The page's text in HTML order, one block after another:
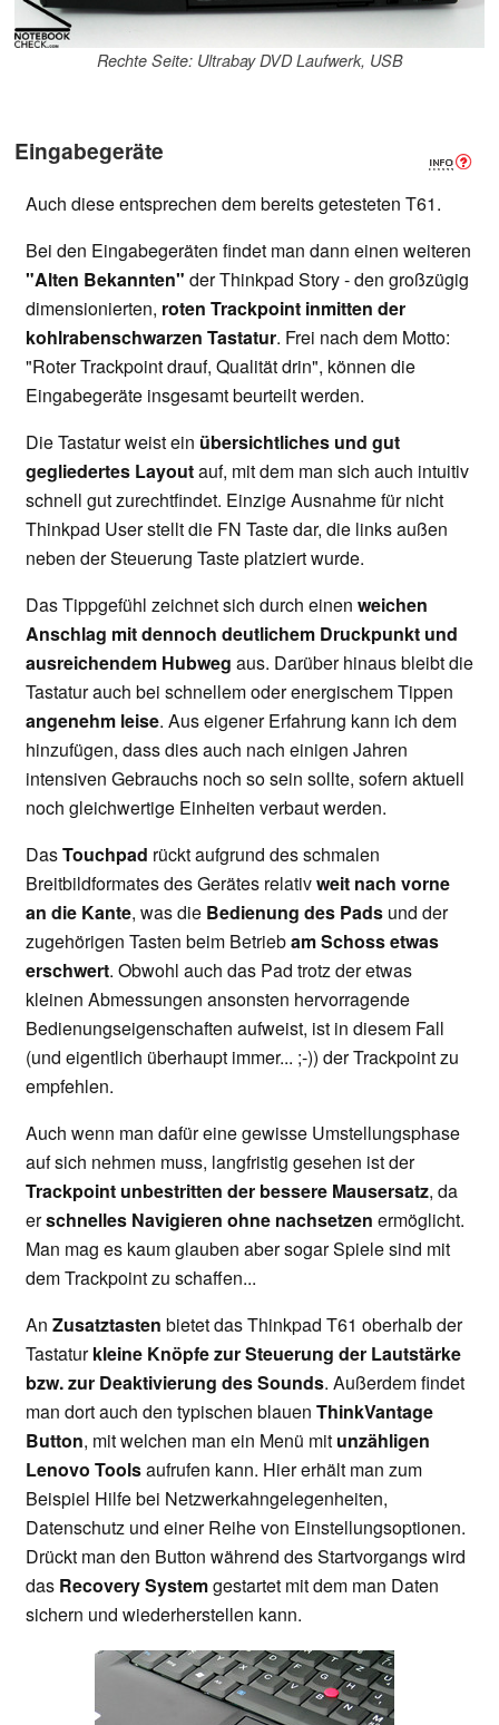
Rechte Seite: Ultrabay DVD Laufwerk, USB
Eingabegeräte
Auch diese entsprechen dem bereits getesteten T61.
Bei den Eingabegeräten findet man dann einen weiteren
"Alten Bekannten" der Thinkpad Story - den großzügig
dimensionierten, roten Trackpoint inmitten der
kohlrabenschwarzen Tastatur. Frei nach dem Motto:
"Roter Trackpoint drauf, Qualität drin", können die
Eingabegeräte insgesamt beurteilt werden.
Die Tastatur weist ein übersichtliches und gut
gegliedertes Layoutauf, mit dem man sich auch intuitiv
schnell gut zurechtfindet. Einzige Ausnahme für nicht
Thinkpad User stellt die FN Taste dar, die links außen
neben der Steuerung Taste platziert wurde.
Das Tippgefühl zeichnet sich durch einen weichen
Anschlag mit dennoch deutlichem Druckpunkt und
ausreichendem Hubweg aus. Darüber hinaus bleibt die
Tastatur auch bei schnellem oder energischem Tippen
angenehm leise. Aus eigener Erfahrung kann ich dem
hinzufügen, dass dies auch nach einigen Jahren
intensiven Gebrauchs noch so sein sollte, sofern aktuell
noch gleichwertige Einheiten verbaut werden.
DasTouchpad rückt aufgrund des schmalen
Breitbildformates des Gerätes relativweit nach vorne
an die Kante, was die Bedienung des Pads und der
zugehörigen Tasten beim Betriebam Schoss etwas
erschwert. Obwohl auch das Pad trotz der etwas
kleinen Abmessungen ansonsten hervorragende
Bedienungseigenschaften aufweist, ist in diesem Fall
(und eigentlich überhaupt immer... ;-)) der Trackpoint zu
empfehlen.
Auch wenn man dafür eine gewisse Umstellungsphase
auf sich nehmen muss, langfristig gesehen ist der
Trackpoint unbestritten der bessere Mausersatz, da
erschnelles Navigieren ohne nachsetzen ermöglicht.
Man mag es kaum glauben aber sogar Spiele sind mit
dem Trackpoint zu schaffen...
An Zusatztasten bietet das Thinkpad T61 oberhalb der
Tastaturkleine Knöpfe zur Steuerung der Lautstärke
bzw. zur Deaktivierung des Sounds. Außerdem findet
man dort auch den typischen blauen ThinkVantage
Button, mit welchen man ein Menü mit unzähligen
Lenovo Toolsaufrufen kann. Hier erhält man zum
Beispiel Hilfe bei Netzwerkahngelegenheiten,
Datenschutz und einer Reihe von Einstellungsoptionen.
Drückt man den Button während des Startvorgangs wird
das Recovery Systemgestartet mit dem man Daten
sichern und wiederherstellen kann.